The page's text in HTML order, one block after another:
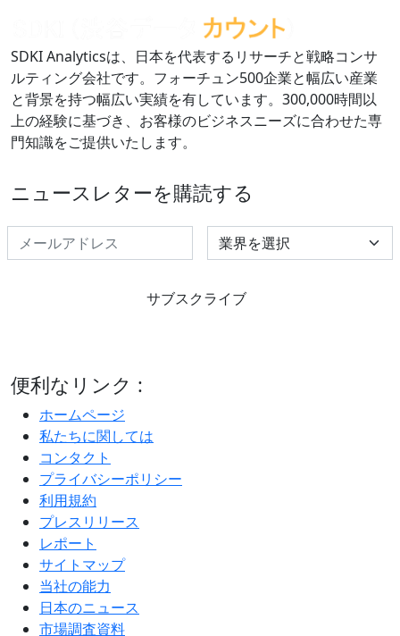
SDKI Analyticsは、日本を代表するリサーチと戦略コンサ
ルティング会社です。フォーチュン500企業と幅広い産業
と背景を持つ幅広い実績を有しています。300,000時間以
上の経験に基づき、お客様のビジネスニーズに合わせた専
門知識をご提供いたします。
ニュースレターを購読する
Select Industry
サブスクライブ
便利なリンク :
ホームページ
私たちに関しては
コンタクト
プライバシーポリシー
利用規約
プレスリリース
レポート
サイトマップ
当社の能力
日本のニュース
市場調査資料